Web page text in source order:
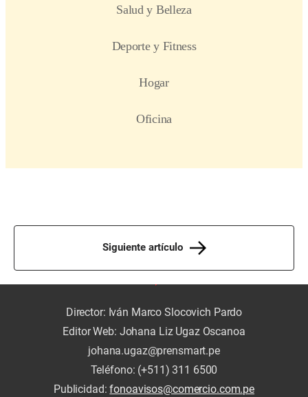
Siguiente artículo
Director: Iván Marco Slocovich Pardo
Editor Web: Johana Liz Ugaz Oscanoa
johana.ugaz@prensmart.pe
Teléfono: (+511) 311 6500
Publicidad:fonoavisos@comercio.com.pe